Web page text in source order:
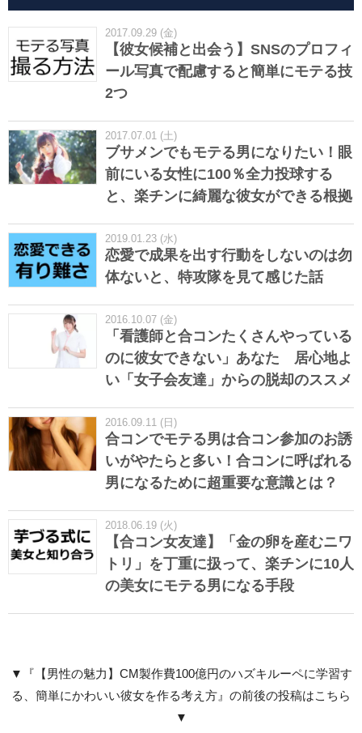
2017.09.29 (金)
【彼女候補と出会う】SNSのプロフィ
ール写真で配慮すると簡単にモテる技
2つ
2017.07.01 (土)
ブサメンでもモテる男になりたい！眼
前にいる女性に100％全力投球する
と、楽チンに綺麗な彼女ができる根拠
2019.01.23 (水)
恋愛で成果を出す行動をしないのは勿
体ないと、特攻隊を見て感じた話
2016.10.07 (金)
「看護師と合コンたくさんやっている
のに彼女できない」あなた 居心地よ
い「女子会友達」からの脱却のススメ
2016.09.11 (日)
合コンでモテる男は合コン参加のお誘
いがやたらと多い！合コンに呼ばれる
男になるために超重要な意識とは？
2018.06.19 (火)
【合コン女友達】「金の卵を産むニワ
トリ」を丁重に扱って、楽チンに10人
の美女にモテる男になる手段
▼『【男性の魅力】CM製作費100億円のハズキルーペに学習す
る、簡単にかわいい彼女を作る考え方』の前後の投稿はこちら
▼